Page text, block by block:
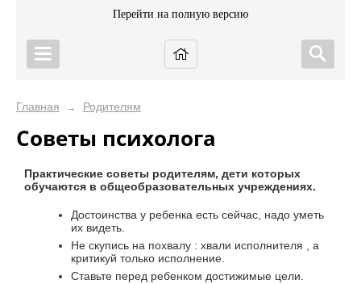
Перейти на полную версию
Главная → Родителям
Советы психолога
Практические советы родителям, дети которых
обучаются в общеобразовательных учреждениях.
Достоинства у ребенка есть сейчас, надо уметь
их видеть.
Не скупись на похвалу : хвали исполнителя , а
критикуй только исполнение.
Ставьте перед ребенком достижимые цели.